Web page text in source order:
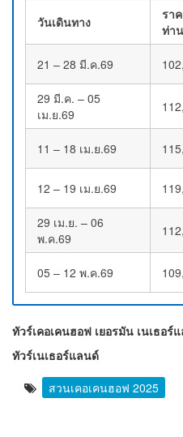
วันเดินทาง
รา
ท่าน
21 – 28 มี.ค.69
29 มี.ค. – 05
เม.ย.69
11 – 18 เม.ย.69
12 – 19 เม.ย.69
29 เม.ย. – 06
พ.ค.69
05 – 12 พ.ค.69
ทัวร์เคอเคนฮอฟ เยอรมัน เนเธอร์
ทัวร์เนเธอร์แลนด์
สวนเคอเคนฮอฟ 2025